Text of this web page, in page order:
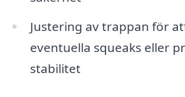
Justering av trappan för
eventuella squeaks eller
stabilitet